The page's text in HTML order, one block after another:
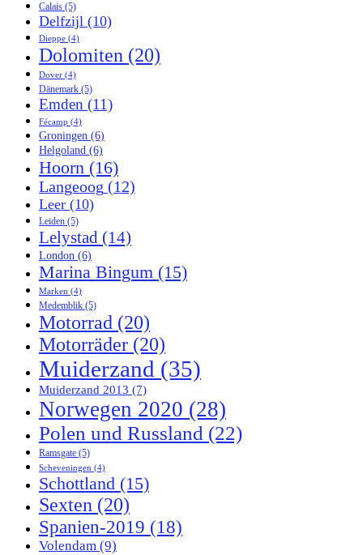
Calais (5)
Delfzijl (10)
Dieppe (4)
Dolomiten (20)
Dover (4)
Dänemark (5)
Emden (11)
Fécamp (4)
Groningen (6)
Helgoland (6)
Hoorn (16)
Langeoog (12)
Leer (10)
Leiden (5)
Lelystad (14)
London (6)
Marina Bingum (15)
Marken (4)
Medemblik (5)
Motorrad (20)
Motorräder (20)
Muiderzand (35)
Muiderzand 2013 (7)
Norwegen 2020 (28)
Polen und Russland (22)
Ramsgate (5)
Scheveningen (4)
Schottland (15)
Sexten (20)
Spanien-2019 (18)
Volendam (9)